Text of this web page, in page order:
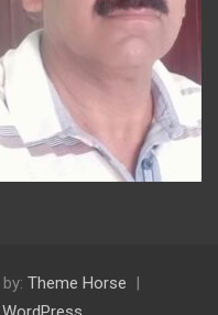
Theme Horse